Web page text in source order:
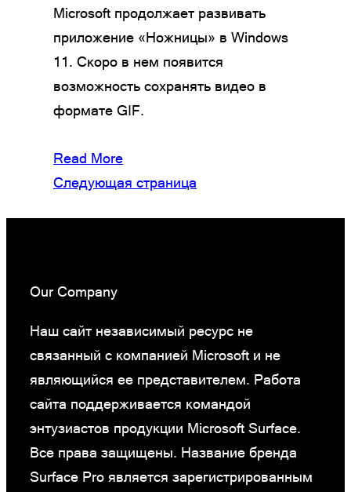
Microsoft продолжает развивать
приложение «Ножницы» в Windows
11. Скоро в нем появится
возможность сохранять видео в
формате GIF.
Read More
Следующая страница
Our Company
Наш сайт независимый ресурс не
связанный с компанией Microsoft и не
являющийся ее представителем. Работа
сайта поддерживается командой
энтузиастов продукции Microsoft Surface.
Все права защищены. Название бренда
Surface Pro является зарегистрированным